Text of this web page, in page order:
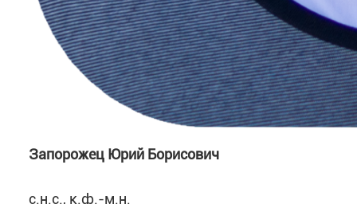
Запорожец Юрий Борисович
с.н.с., к.ф.-м.н.